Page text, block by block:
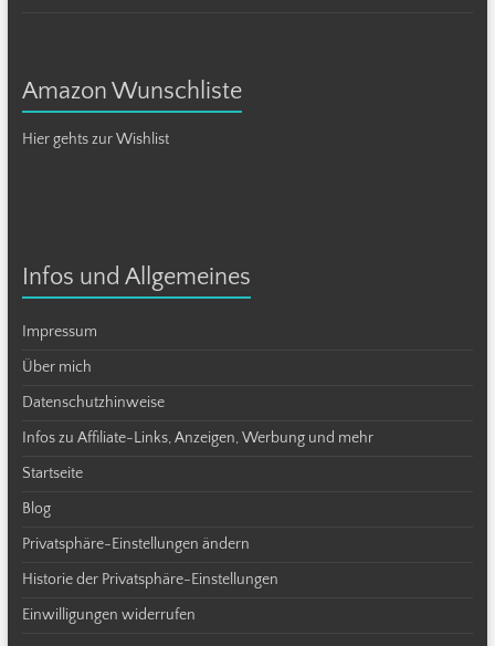
Amazon Wunschliste
Hier gehts zur Wishlist
Infos und Allgemeines
Impressum
Über mich
Datenschutzhinweise
Infos zu Affiliate-Links, Anzeigen, Werbung und mehr
Startseite
Blog
Privatsphäre-Einstellungen ändern
Historie der Privatsphäre-Einstellungen
Einwilligungen widerrufen